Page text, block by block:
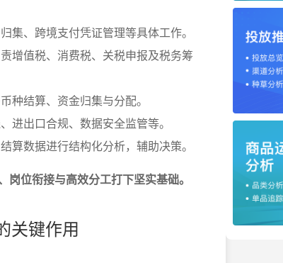
集、跨境支付凭证管理等具体工作。
增值税、消费税、关税申报及税务筹
种结算、资金归集与分配。
进出口合规、数据安全监管等。
算数据进行结构化分析，辅助决策。
位衔接与高效分工打下坚实基础。
关键作用